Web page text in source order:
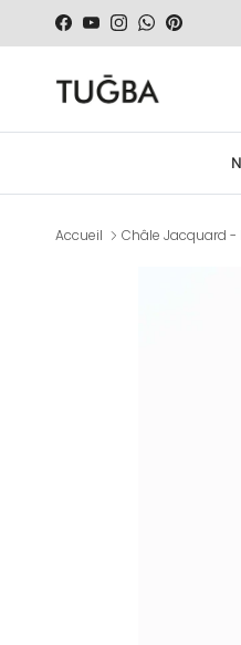
Aller au contenu
Facebook
YouTubeInstagram
WhatsApp
Pinterest
Accueil Châle Jacquard -
Passer